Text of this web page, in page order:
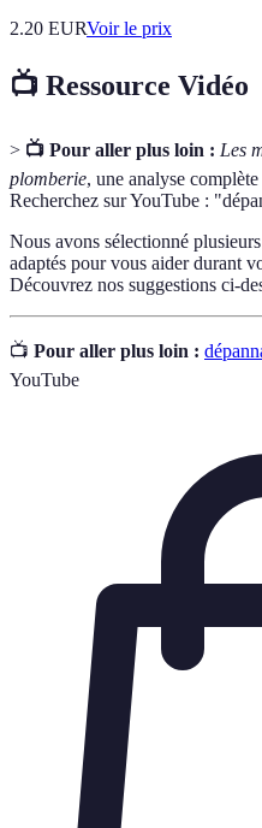
2.20 EURVoir le prix
📺 Ressource Vidéo
> 📺 Pour aller plus loin : Les
plomberie, une analyse
Recherchez sur YouTube :
Nous avons sélectionné
adaptés pour vous aider durant
Découvrez nos suggestions ci-
📺 Pour aller plus loin :
YouTube